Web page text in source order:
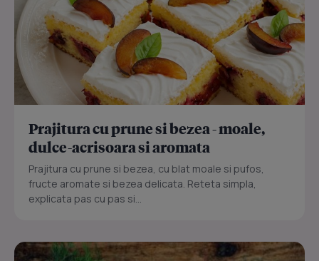
Prajitura cu prune si bezea - moale,
dulce-acrisoara si aromata
Prajitura cu prune si bezea, cu blat moale si pufos,
fructe aromate si bezea delicata. Reteta simpla,
explicata pas cu pas si...